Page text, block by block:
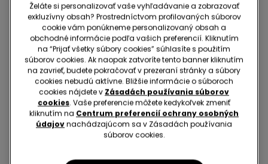
3 Farba v zľave
Dievčenské Skinny Džínsy
19,99 € 5,99 €-70%
-70%
3 Farba v zľave
Dlhé Zvonové Džínsy so
Zipsom a Gombíkom
19,99 € 5,99 €-70%
Želáte si personalizovať vaše vyhľadávanie a zobrazovať
exkluzívny obsah? Prostredníctvom profilovaných súborov
cookie vám ponúkneme personalizovaný obsah a
obchodné informácie podľa vašich preferencií. Kliknutím
na “Prijať všetky súbory cookies” súhlasíte s použitím
súborov cookies. Ak naopak zatvoríte tento banner kliknutím
na zavrieť, budete pokračovať v prezeraní stránky a súbory
cookies nebudú aktívne. Bližšie informácie o súboroch
cookies nájdete v Zásadách používania súborov
cookies. Vaše preferencie môžete kedykoľvek zmeniť
kliknutím na Centrum preferencií ochrany osobných
údajovnachádzajúcom sa v Zásadách používania
súborov cookies.